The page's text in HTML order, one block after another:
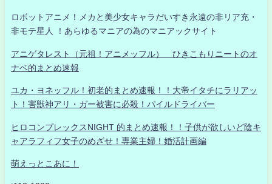
ロボットアニメ！メカと美少女キャラだいすき永遠の非リア充・
非モテ星人 ！あらゆるマニアの為のマニアックサイト
アニゲタレスト（元祖！アニメッフル） ひきこもりニートのオ
ナベ的まとめ速報
ユカ・ヨネッフル！初老的まとめ速報！！大帝イタチにラリアッ
ト！害獣神アリ・ガー被害に必殺！パイルドライバー
ヒロコンプレックスNIGHT 的まとめ速報！！子供が欲しいど陰キ
ャアラフィフ女子のめざせ！専業主婦！婚活計画編
萌えっとこあに！